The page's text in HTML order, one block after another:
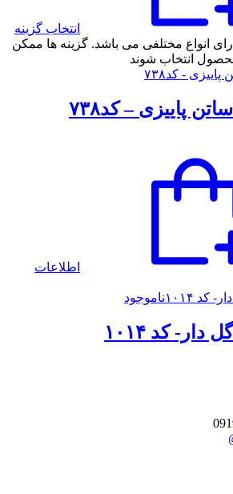
انتخاب گزینه
انواع مختلفی می باشد. گزینه ها ممکن
انتخاب شوند
پاییزی – کد۷۳۸
اطلاعات
ناموجود
کد ۱۰۱۴